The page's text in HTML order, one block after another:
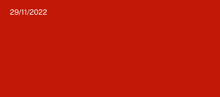
29/11/2022